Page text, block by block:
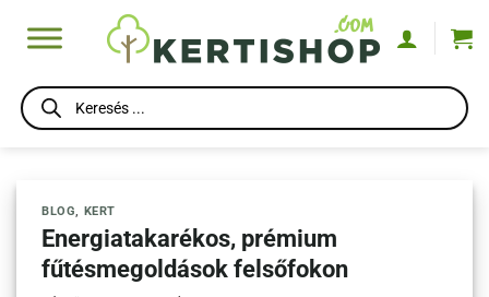
Products
search
BLOG, KERT
Energiatakarékos, prémium
fűtésmegoldások felsőfokon